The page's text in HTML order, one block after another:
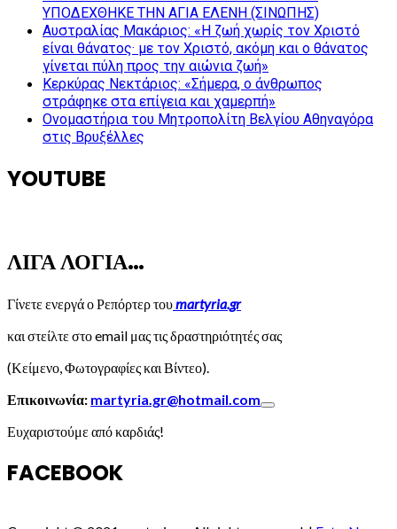
ΥΠΟΔΕΧΘΗΚΕ ΤΗΝ ΑΓΙΑ ΕΛΕΝΗ (ΣΙΝΩΠΗΣ)
Αυστραλίας Μακάριος: «Η ζωή χωρίς τον Χριστό
είναι θάνατος· με τον Χριστό, ακόμη και ο θάνατος
γίνεται πύλη προς την αιώνια ζωή»
Κερκύρας Νεκτάριος: «Σήμερα, ο άνθρωπος
στράφηκε στα επίγεια και χαμερπή»
Ονομαστήρια του Μητροπολίτη Βελγίου Αθηναγόρα
στις Βρυξέλλες
YOUTUBE
ΛΙΓΑ ΛΟΓΙΑ…
Γίνετε ενεργά ο Ρεπόρτερ τουmartyria.gr
και στείλτε στο email μας τις δραστηριότητές σας
(Κείμενο, Φωτογραφίες και Βίντεο).
Επικοινωνία: martyria.gr@hotmail.com
Ευχαριστούμε από καρδιάς!
FACEBOOK